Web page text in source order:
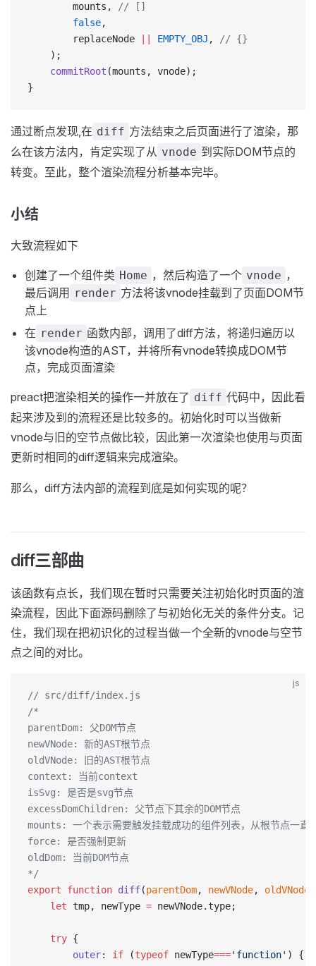
		mounts,
// []
		false
,
		replaceNode
EMPTY_OBJ ,
// {}
	);
	commitRoot
(mounts, vnode);
}
通过断点发现,在 diff 方法结束之后页面进行了渲染，那
么在该方法内，肯定实现了从 vnode 到实际DOM节点的
转变。至此，整个渲染流程分析基本完毕。
小结
大致流程如下
创建了一个组件类 Home ，然后构造了一个 vnode ，
最后调用 render 方法将该vnode挂载到了页面DOM节
点上
在 render 函数内部，调用了diff方法，将递归遍历以
该vnode构造的AST，并将所有vnode转换成DOM节
点，完成页面渲染
preact把渲染相关的操作一并放在了 diff 代码中，因此看
起来涉及到的流程还是比较多的。初始化时可以当做新
vnode与旧的空节点做比较，因此第一次渲染也使用与页面
更新时相同的diff逻辑来完成渲染。
那么，diff方法内部的流程到底是如何实现的呢？
diff三部曲
该函数有点长，我们现在暂时只需要关注初始化时页面的渲
染流程，因此下面源码删除了与初始化无关的条件分支。记
住，我们现在把初识化的过程当做一个全新的vnode与空节
点之间的对比。
js
// src/diff/index.js
/*
parentDom: 父DOM节点
newVNode: 新的AST根节点
oldVNode: 旧的AST根节点
context: 当前context
isSvg: 是否是svg节点
excessDomChildren: 父节点下其余的DOM节点
mounts: 一个表示需要触发挂载成功的组件列表，从根节点一直
force: 是否强制更新
oldDom: 当前DOM节点
*/
export function diff(parentDom, newVNode, oldVNode
	let
tmp, newType = newVNode.type;
	try
{
		outer
: if (typeof newType==='function' ) {